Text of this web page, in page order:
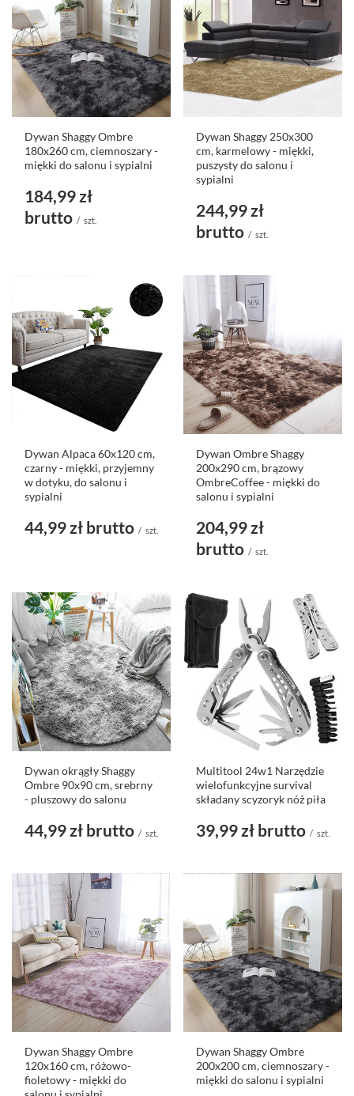
Dywan Shaggy Ombre
180x260 cm, ciemnoszary -
miękki do salonu i sypialni
184,99 zł
brutto / szt.
Dywan Shaggy 250x300
cm, karmelowy - miękki,
puszysty do salonu i
sypialni
244,99 zł
brutto / szt.
Dywan Alpaca 60x120 cm,
czarny - miękki, przyjemny
w dotyku, do salonu i
sypialni
44,99 zł brutto / szt.
Dywan Ombre Shaggy
200x290 cm, brązowy
OmbreCoffee - miękki do
salonu i sypialni
204,99 zł
brutto / szt.
Dywan okrągły Shaggy
Ombre 90x90 cm, srebrny
- pluszowy do salonu
44,99 zł brutto / szt.
Multitool 24w1 Narzędzie
wielofunkcyjne survival
składany scyzoryk nóż piła
39,99 zł brutto / szt.
Dywan Shaggy Ombre
120x160 cm, różowo-
fioletowy - miękki do
Dywan Shaggy Ombre
200x200 cm, ciemnoszary -
miękki do salonu i sypialni